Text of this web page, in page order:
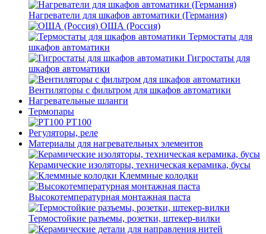
Нагреватели для шкафов автоматики (Германия)
ОША (Россия)
Термостаты для
шкафов автоматики
Гигростаты для
шкафов автоматики
Вентиляторы с фильтром для шкафов автоматики
Нагревательные шланги
Термопары
PT100
Регуляторы, реле
Материалы для нагревательных элементов
Керамические изоляторы, техническая керамика, бусы
Клеммные колодки
Высокотемпературная монтажная паста
Термостойкие разъемы, розетки, штекер-вилки